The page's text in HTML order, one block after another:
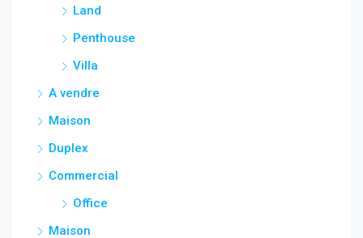
Land
Penthouse
Villa
A vendre
Maison
Duplex
Commercial
Office
Maison